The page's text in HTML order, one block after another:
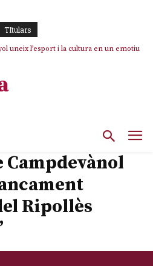
TItulars
uneix l’esport i la cultura en un emotiu
Campdevànol
Ripollès